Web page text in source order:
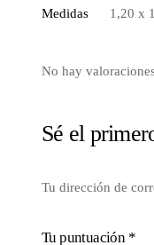
Medidas 1,20 x
No hay
Sé el
Tu dirección de
Tu puntuación *